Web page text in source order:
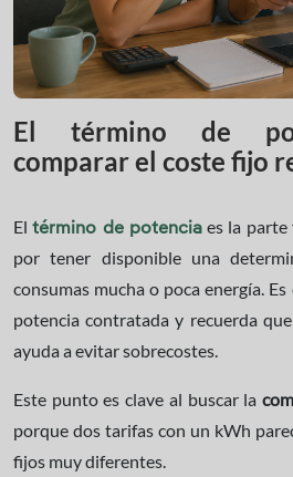
El término de
comparar el coste fijo
Eltérmino de potenciaes la parte
por tener disponible una
consumas mucha o poca energía.
potencia contratada y recuerda
ayuda a evitar sobrecostes.
Este punto es clave al buscar la
porque dos tarifas con un kWh
fijos muy diferentes.